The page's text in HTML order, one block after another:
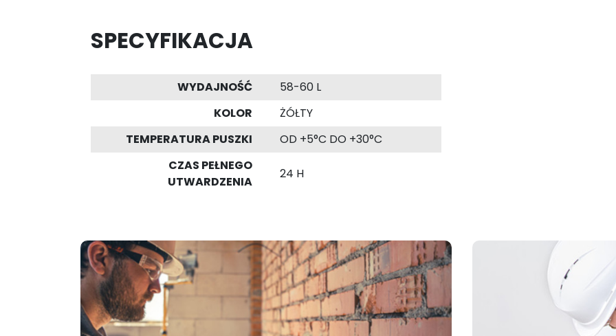
SPECYFIKACJA
WYDAJNOŚĆ
58-60 L
KOLOR
ŻÓŁTY
TEMPERATURA PUSZKI
OD +5°C DO +30°C
CZAS PEŁNEGO
UTWARDZENIA
24 H